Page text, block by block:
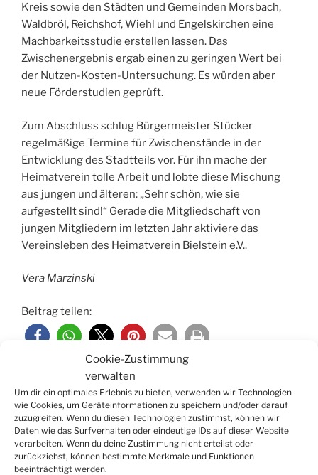
Cookie-Zustimmung
verwalten
Um dir ein optimales Erlebnis zu bieten, verwenden wir Technologien
wie Cookies, um Geräteinformationen zu speichern und/oder darauf
zuzugreifen. Wenn du diesen Technologien zustimmst, können wir
Daten wie das Surfverhalten oder eindeutige IDs auf dieser Website
verarbeiten. Wenn du deine Zustimmung nicht erteilst oder
zurückziehst, können bestimmte Merkmale und Funktionen
beeinträchtigt werden.
Kreis sowie den Städten und Gemeinden Morsbach,
Waldbröl, Reichshof, Wiehl und Engelskirchen eine
Machbarkeitsstudie erstellen lassen. Das
Zwischenergebnis ergab einen zu geringen Wert bei
der Nutzen-Kosten-Untersuchung. Es würden aber
neue Förderstudien geprüft.
Zum Abschluss schlug Bürgermeister Stücker
regelmäßige Termine für Zwischenstände in der
Entwicklung des Stadtteils vor. Für ihn mache der
Heimatverein tolle Arbeit und lobte diese Mischung
aus jungen und älteren: „Sehr schön, wie sie
aufgestellt sind!“ Gerade die Mitgliedschaft von
jungen Mitgliedern im letzten Jahr aktiviere das
Vereinsleben des Heimatverein Bielstein e.V..
Vera Marzinski
Beitrag teilen:
KATEGORIEN
AKTUELLES
Schreibe einen Kommentar